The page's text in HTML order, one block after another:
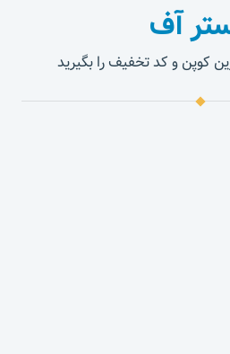
آف
کوپن و کد تخفیف را بگیرید